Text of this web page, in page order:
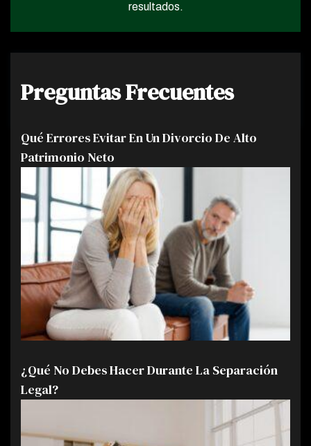
resultados.
Preguntas Frecuentes
Qué Errores Evitar En Un Divorcio De Alto
Patrimonio Neto
¿Qué No Debes Hacer Durante La Separación
Legal?